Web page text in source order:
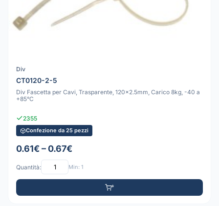
Div
CT0120-2-5
Div Fascetta per Cavi, Trasparente, 120x2.5mm, Carico 8kg, -40 a
+85°C
2355
Confezione da 25 pezzi
0.61€ – 0.67€
Quantità: Min: 1